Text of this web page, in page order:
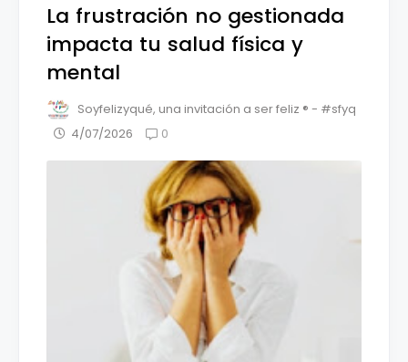
La frustración no gestionada
impacta tu salud física y
mental
Soyfelizyqué, una invitación a ser feliz ® - #sfyq
4/07/2026
0